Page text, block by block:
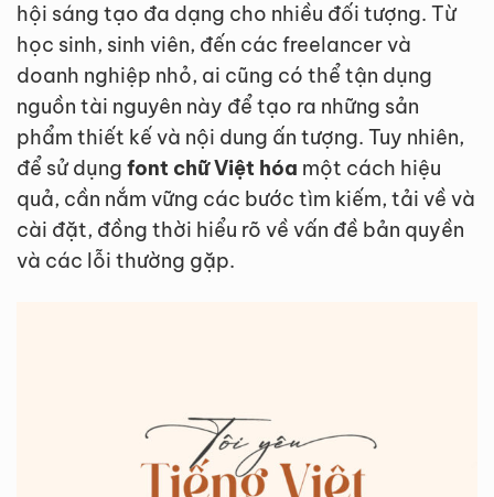
hội sáng tạo đa dạng cho nhiều đối tượng. Từ
học sinh, sinh viên, đến các freelancer và
doanh nghiệp nhỏ, ai cũng có thể tận dụng
nguồn tài nguyên này để tạo ra những sản
phẩm thiết kế và nội dung ấn tượng. Tuy nhiên,
để sử dụng font chữ Việt hóa một cách hiệu
quả, cần nắm vững các bước tìm kiếm, tải về và
cài đặt, đồng thời hiểu rõ về vấn đề bản quyền
và các lỗi thường gặp.